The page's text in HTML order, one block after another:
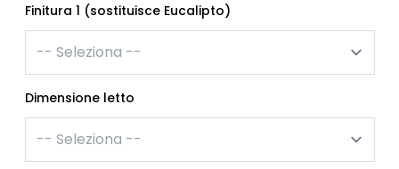
Finitura 1 (sostituisce Eucalipto)
Dimensione letto